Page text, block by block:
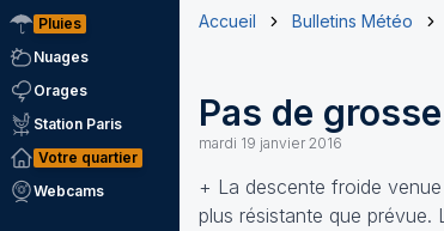
Pluies
Nuages
Orages
Station Paris
Votre quartier
Webcams
Accueil Bulletins Météo
Pas de
mardi 19 janvier 2016
+ La descente froide
plus résistante que prévue.